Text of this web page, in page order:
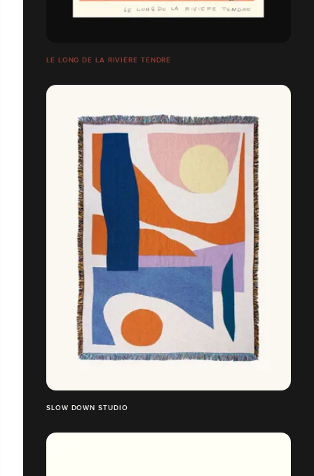
LE LONG DE LA RIVIÈRE TENDRE
SLOW DOWN STUDIO